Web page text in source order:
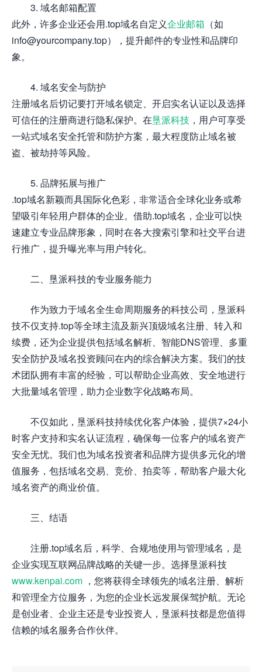
3. 域名邮箱配置
此外，许多企业还会用.top域名自定义企业邮箱 （如
info@yourcompany.top），提升邮件的专业性和品牌印
象。
4. 域名安全与防护
注册域名后切记要打开域名锁定、开启实名认证以及选择
可信任的注册商进行隐私保护。在垦派科技 ，用户可享受
一站式域名安全托管和防护方案，最大程度防止域名被
盗、被劫持等风险。
5. 品牌拓展与推广
.top域名新颖而具国际化色彩，非常适合全球化业务或希
望吸引年轻用户群体的企业。借助.top域名，企业可以快
速建立专业品牌形象，同时在各大搜索引擎和社交平台进
行推广，提升曝光率与用户转化。
二、垦派科技的专业服务能力
作为致力于域名全生命周期服务的科技公司，垦派科
技不仅支持.top等全球主流及新兴顶级域名注册、转入和
续费，还为企业提供包括域名解析、智能DNS管理、多重
安全防护及域名投资顾问在内的综合解决方案。我们的技
术团队拥有丰富的经验，可以帮助企业高效、安全地进行
大批量域名管理，助力企业数字化战略布局。
不仅如此，垦派科技持续优化客户体验，提供7×24小
时客户支持和实名认证流程，确保每一位客户的域名资产
安全无忧。我们也为域名投资者和品牌方提供多元化的增
值服务，包括域名交易、竞价、拍卖等，帮助客户最大化
域名资产的商业价值。
三、结语
注册.top域名后，科学、合规地使用与管理域名，是
企业实现互联网品牌战略的关键一步。选择垦派科技
www.kenpai.com ，您将获得全球领先的域名注册、解析
和管理全方位服务，为您的企业长远发展保驾护航。无论
是创业者、企业主还是专业投资人，垦派科技都是您值得
信赖的域名服务合作伙伴。